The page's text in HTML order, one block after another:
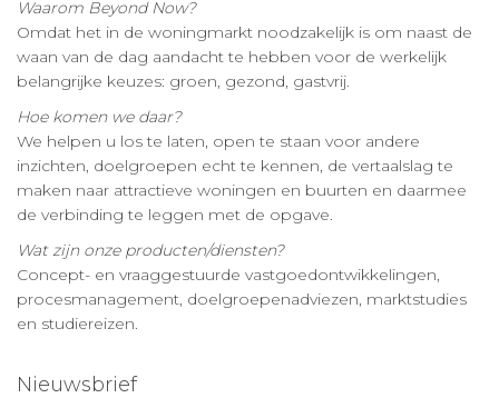
Waarom Beyond Now?
Omdat het in de woningmarkt noodzakelijk is om naast de
waan van de dag aandacht te hebben voor de werkelijk
belangrijke keuzes: groen, gezond, gastvrij.
Hoe komen we daar?
We helpen u los te laten, open te staan voor andere
inzichten, doelgroepen echt te kennen, de vertaalslag te
maken naar attractieve woningen en buurten en daarmee
de verbinding te leggen met de opgave.
Wat zijn onze producten/diensten?
Concept- en vraaggestuurde vastgoedontwikkelingen,
procesmanagement, doelgroepenadviezen, marktstudies
en studiereizen.
Nieuwsbrief